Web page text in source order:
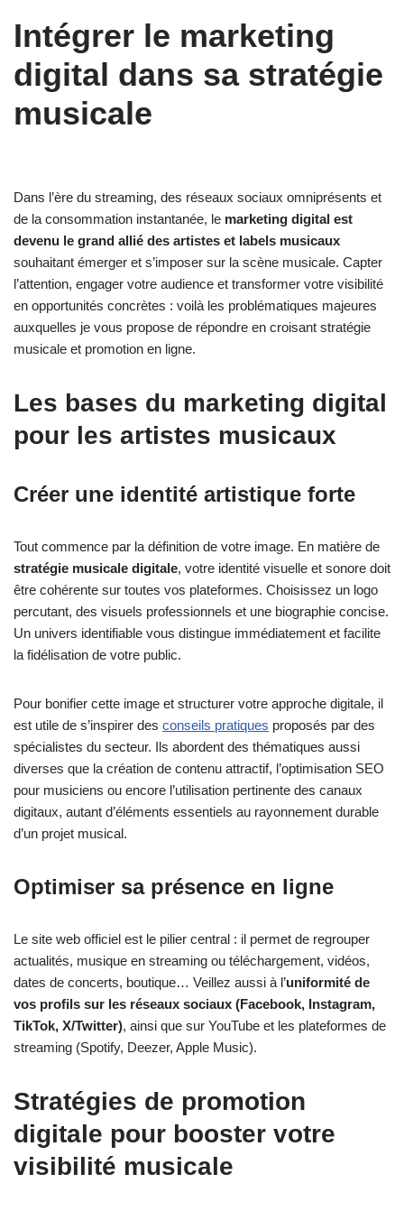
Intégrer le marketing
digital dans sa stratégie
musicale
Dans l’ère du streaming, des réseaux sociaux omniprésents et
de la consommation instantanée, le marketing digital est
devenu le grand allié des artistes et labels musicaux
souhaitant émerger et s’imposer sur la scène musicale. Capter
l’attention, engager votre audience et transformer votre visibilité
en opportunités concrètes : voilà les problématiques majeures
auxquelles je vous propose de répondre en croisant stratégie
musicale et promotion en ligne.
Les bases du marketing digital
pour les artistes musicaux
Créer une identité artistique forte
Tout commence par la définition de votre image. En matière de
stratégie musicale digitale, votre identité visuelle et sonore doit
être cohérente sur toutes vos plateformes. Choisissez un logo
percutant, des visuels professionnels et une biographie concise.
Un univers identifiable vous distingue immédiatement et facilite
la fidélisation de votre public.
Pour bonifier cette image et structurer votre approche digitale, il
est utile de s’inspirer des conseils pratiques proposés par des
spécialistes du secteur. Ils abordent des thématiques aussi
diverses que la création de contenu attractif, l’optimisation SEO
pour musiciens ou encore l’utilisation pertinente des canaux
digitaux, autant d’éléments essentiels au rayonnement durable
d’un projet musical.
Optimiser sa présence en ligne
Le site web officiel est le pilier central : il permet de regrouper
actualités, musique en streaming ou téléchargement, vidéos,
dates de concerts, boutique… Veillez aussi à l’uniformité de
vos profils sur les réseaux sociaux (Facebook, Instagram,
TikTok, X/Twitter), ainsi que sur YouTube et les plateformes de
streaming (Spotify, Deezer, Apple Music).
Stratégies de promotion
digitale pour booster votre
visibilité musicale